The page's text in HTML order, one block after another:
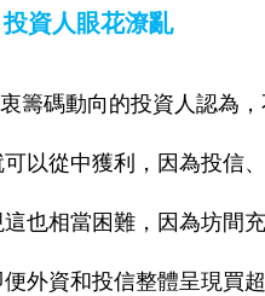
資人眼花潦亂
籌碼動向的投資人認為
以從中獲利，因為投信
也相當困難，因為坊間
外資和投信整體呈現買